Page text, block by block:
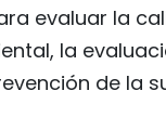
evaluar la
la
de la